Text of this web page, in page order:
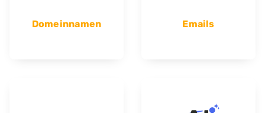
Domeinnamen Emails